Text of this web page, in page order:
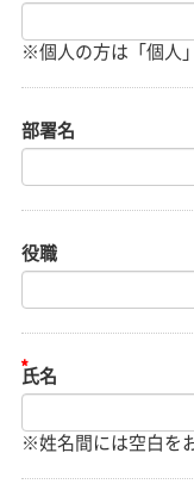
部署名
役職
※姓名間には空白を